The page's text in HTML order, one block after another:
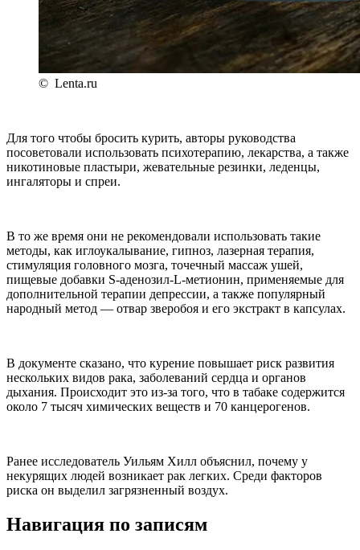
© Lenta.ru
Для того чтобы бросить курить, авторы руководства
посоветовали использовать психотерапию, лекарства, а также
никотиновые пластыри, жевательные резинки, леденцы,
ингаляторы и спреи.
В то же время они не рекомендовали использовать такие
методы, как иглоукалывание, гипноз, лазерная терапия,
стимуляция головного мозга, точечный массаж ушей,
пищевые добавки S-аденозил-L-метионин, применяемые для
дополнительной терапии депрессии, а также популярный
народный метод — отвар зверобоя и его экстракт в капсулах.
В документе сказано, что курение повышает риск развития
нескольких видов рака, заболеваний сердца и органов
дыхания. Происходит это из-за того, что в табаке содержится
около 7 тысяч химических веществ и 70 канцерогенов.
Ранее исследователь Уильям Хилл объяснил, почему у
некурящих людей возникает рак легких. Среди факторов
риска он выделил загрязненный воздух.
Навигация по записям